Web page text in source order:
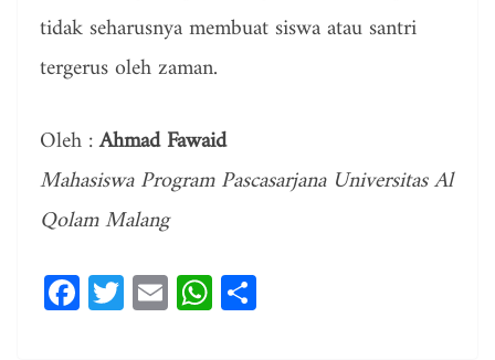
tidak seharusnya membuat siswa atau santri
tergerus oleh zaman.
Oleh :Ahmad Fawaid
Mahasiswa Program Pascasarjana Universitas Al
Qolam Malang
Fa
ce
T
wi
E
m
W
ha